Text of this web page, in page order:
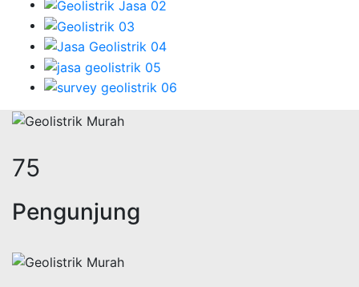
94
Pengunjung